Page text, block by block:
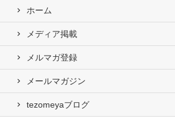
ホーム
メディア掲載
メルマガ登録
メールマガジン
tezomeyaブログ